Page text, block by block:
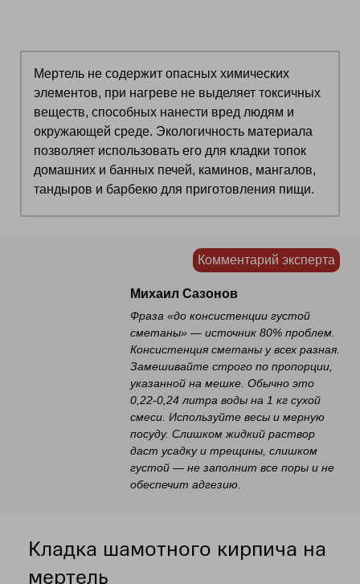
Мертель не содержит опасных химических
элементов, при нагреве не выделяет токсичных
веществ, способных нанести вред людям и
окружающей среде. Экологичность материала
позволяет использовать его для кладки топок
домашних и банных печей, каминов, мангалов,
тандыров и барбекю для приготовления пищи.
Комментарий эксперта
Михаил Сазонов
Фраза «до консистенции густой
сметаны» — источник 80% проблем.
Консистенция сметаны у всех разная.
Замешивайте строго по пропорции,
указанной на мешке. Обычно это
0,22-0,24 литра воды на 1 кг сухой
смеси. Используйте весы и мерную
посуду. Слишком жидкий раствор
даст усадку и трещины, слишком
густой — не заполнит все поры и не
обеспечит адгезию.
Кладка шамотного кирпича на
мертель